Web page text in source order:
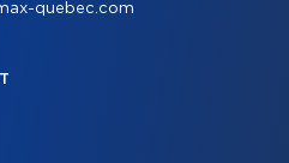
quebec.com